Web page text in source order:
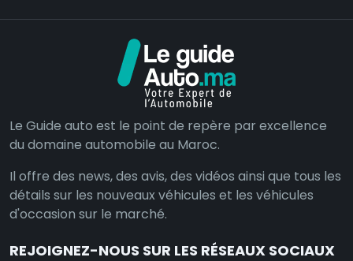
Le Guide auto est le point de repère par excellence
du domaine automobile au Maroc.
Il offre des news, des avis, des vidéos ainsi que tous les
détails sur les nouveaux véhicules et les véhicules
d'occasion sur le marché.
REJOIGNEZ-NOUS SUR LES RÉSEAUX SOCIAUX